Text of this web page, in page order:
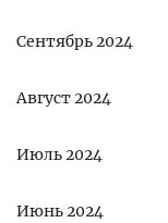
Сентябрь 2024
Август 2024
Июль 2024
Июнь 2024